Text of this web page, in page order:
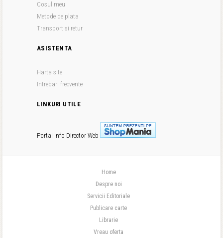
Cosul meu
Metode de plata
Transport si retur
ASISTENTA
Harta site
Intrebari frecvente
LINKURI UTILE
Portal Info Director Web
Home
Despre noi
Servicii Editoriale
Publicare carte
Librarie
Vreau oferta